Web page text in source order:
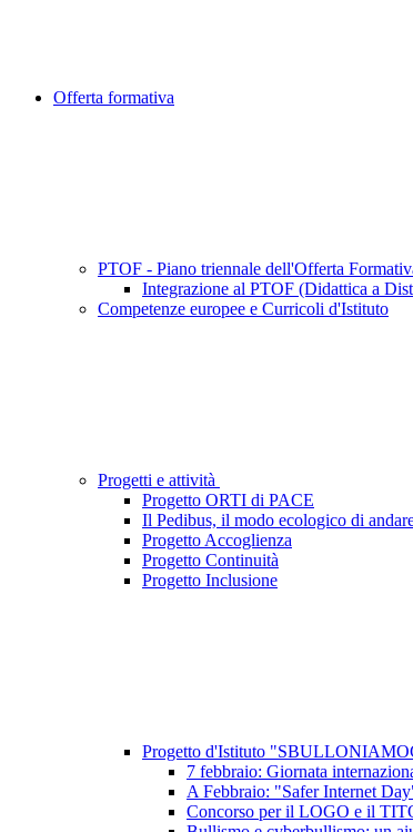
Offerta formativa
PTOF - Piano triennale dell'Offerta
Integrazione al PTOF (Didattica a
Competenze europee e Curricoli d'Istituto
Progetti e attività
Progetto ORTI di PACE
Il Pedibus, il modo ecologico di
Progetto Accoglienza
Progetto Continuità
Progetto Inclusione
Progetto d'Istituto
7 febbraio: Giornata
A Febbraio: "Safer Internet
Concorso per il LOGO e il